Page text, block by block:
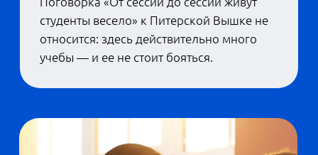
они это делают. Соответственно, к моменту
представление, чем они хотели бы
Михаил Мухин, декан Школы физико-
математических и компьютерных наук